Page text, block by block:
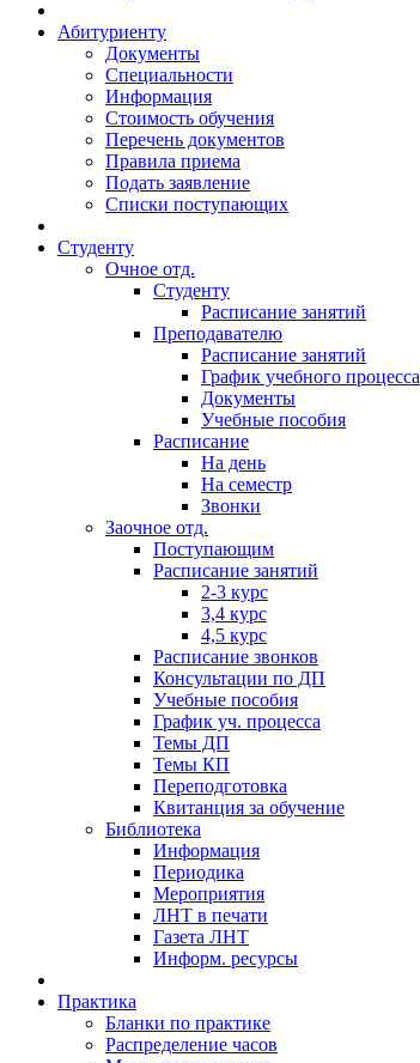
Абитуриенту
Документы
Специальности
Информация
Стоимость обучения
Перечень документов
Правила приема
Подать заявление
Списки поступающих
Студенту
Очное отд.
Студенту
Расписание занятий
Преподавателю
Расписание занятий
График учебного процесса
Документы
Учебные пособия
Расписание
На день
На семестр
Звонки
Заочное отд.
Поступающим
Расписание занятий
2-3 курс
3,4 курс
4,5 курс
Расписание звонков
Консультации по ДП
Учебные пособия
График уч. процесса
Темы ДП
Темы КП
Переподготовка
Квитанция за обучение
Библиотека
Информация
Периодика
Мероприятия
ЛНТ в печати
Газета ЛНТ
Информ. ресурсы
Практика
Бланки по практике
Распределение часов